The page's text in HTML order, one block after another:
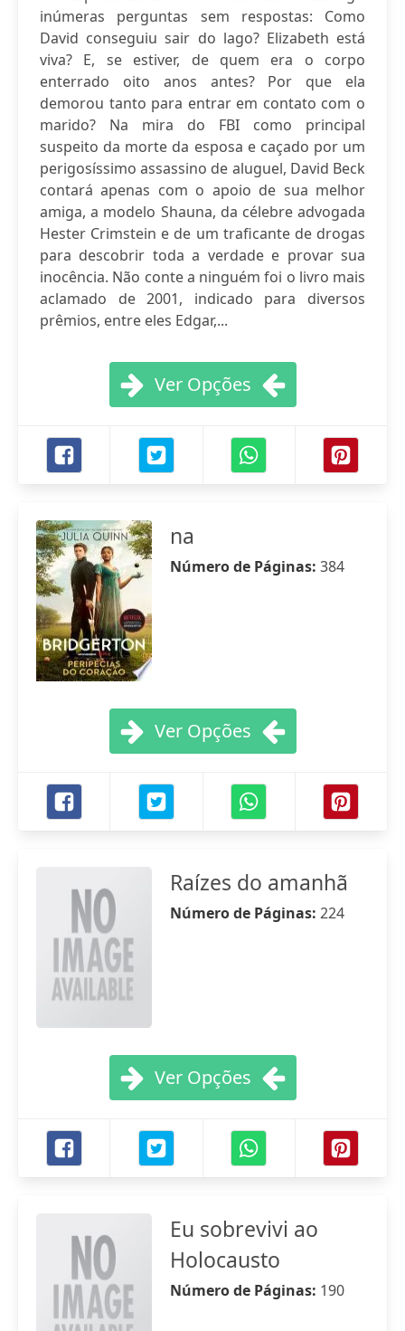
inúmeras perguntas sem respostas: Como
David conseguiu sair do lago? Elizabeth está
viva? E, se estiver, de quem era o corpo
enterrado oito anos antes? Por que ela
demorou tanto para entrar em contato com o
marido? Na mira do FBI como principal
suspeito da morte da esposa e caçado por um
perigosíssimo assassino de aluguel, David Beck
contará apenas com o apoio de sua melhor
amiga, a modelo Shauna, da célebre advogada
Hester Crimstein e de um traficante de drogas
para descobrir toda a verdade e provar sua
inocência. Não conte a ninguém foi o livro mais
aclamado de 2001, indicado para diversos
prêmios, entre eles Edgar,...
Ver Opções
na
Número de Páginas: 384
Ver Opções
Raízes do amanhã
Número de Páginas: 224
Ver Opções
Eu sobrevivi ao
Holocausto
Número de Páginas: 190